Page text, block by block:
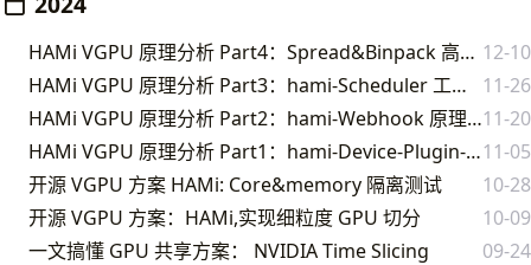
HAMi VGPU 原理分析 Part4：Spread&Binpack 高级调度策略实现 12-10
HAMi VGPU 原理分析 Part3：hami-Scheduler 工作流程分析
11-26
HAMi VGPU 原理分析 Part2：hami-Webhook 原理分析11-20
HAMi VGPU 原理分析 Part1：hami-Device-Plugin-Nvidia 实现11-05
开源 VGPU 方案 HAMi: Core&memory 隔离测试
10-28
开源 VGPU 方案：HAMi,实现细粒度 GPU 切分
10-09
一文搞懂 GPU 共享方案： NVIDIA Time Slicing
09-24